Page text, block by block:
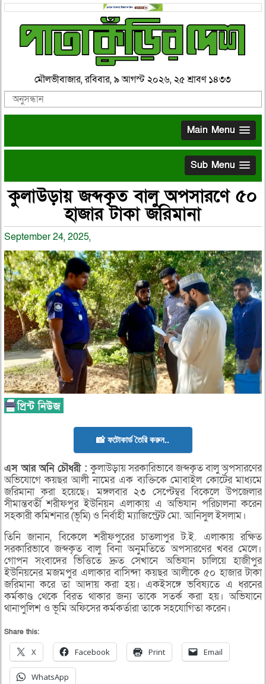
মৌলভীবাজার, রবিবার, ৯ আগস্ট ২০২৬, ২৫ শ্রাবণ ১৪৩৩
Main Menu
Sub Menu
কুলাউড়ায় জব্দকৃত বালু অপসারণে ৫০
হাজার টাকা জরিমানা
September 24, 2025,
📸 ফটোকার্ড তৈরি করুন..
এসআরঅনিচৌধরী : কুলাউড়ায় সরকারিভাবে জব্দকৃত বালু অপসারণের
অভিযোগে কয়ছর আলী নামের এক ব্যক্তিকে মোবাইল কোর্টের মাধ্যমে
জরিমানা করা হয়েছে। মঙ্গলবার ২৩ সেপ্টেম্বর বিকেলে উপজেলার
সীমান্তবর্তী শরীফপুর ইউনিয়ন এলাকায় এ অভিযান পরিচালনা করেন
সহকারী কমিশনার (ভূমি) ও নির্বাহী ম্যাজিস্ট্রেট মো. আনিসুল ইসলাম।
তিনি জানান, বিকেলে শরীফপুরের চাতলাপুর ট.ই. এলাকায় রক্ষিত
সরকারিভাবে জব্দকৃত বালু বিনা অনুমতিতে অপসারণের খবর মেলে।
গোপন সংবাদের ভিত্তিতে দ্রুত সেখানে অভিযান চালিয়ে হাজীপুর
ইউনিয়নের মজমপুর এলাকার বাসিন্দা কয়ছর আলীকে ৫০ হাজার টাকা
জরিমানা করে তা আদায় করা হয়। একইসঙ্গে ভবিষ্যতে এ ধরনের
কর্মকাণ্ড থেকে বিরত থাকার জন্য তাকে সতর্ক করা হয়। অভিযানে
থানাপুলিশ ও ভূমি অফিসের কর্মকর্তারা তাকে সহযোগিতা করেন।
Share this:
X Facebook Print Email
WhatsApp